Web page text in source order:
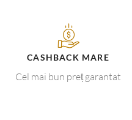
CASHBACK MARE
Cel mai bun preț garantat